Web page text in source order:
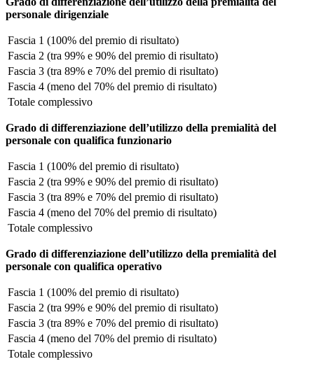
personale dirigenziale
Fascia 1 (100% del premio di risultato)
Fascia 2 (tra 99% e 90% del premio di risultato)
Fascia 3 (tra 89% e 70% del premio di risultato)
Fascia 4 (meno del 70% del premio di risultato)
Totale complessivo
Grado di differenziazione dell’utilizzo della premialità del
personale con qualifica funzionario
Fascia 1 (100% del premio di risultato)
Fascia 2 (tra 99% e 90% del premio di risultato)
Fascia 3 (tra 89% e 70% del premio di risultato)
Fascia 4 (meno del 70% del premio di risultato)
Totale complessivo
Grado di differenziazione dell’utilizzo della premialità del
personale con qualifica operativo
Fascia 1 (100% del premio di risultato)
Fascia 2 (tra 99% e 90% del premio di risultato)
Fascia 3 (tra 89% e 70% del premio di risultato)
Fascia 4 (meno del 70% del premio di risultato)
Totale complessivo